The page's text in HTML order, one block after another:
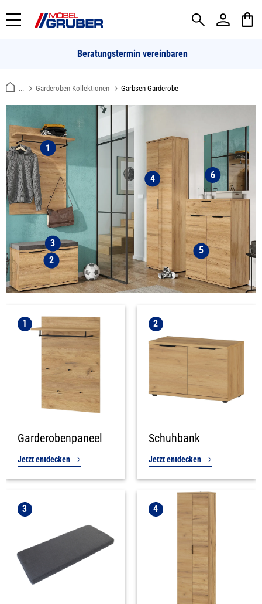
springen
Beratungstermin vereinbaren
... Garderoben-Kollektionen Garbsen Garderobe
1
2
3
4
5
6
1
Garderobenpaneel
Jetzt entdecken
2
Schuhbank
Jetzt entdecken
3 4